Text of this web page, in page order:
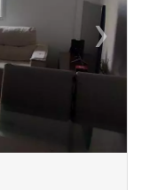
›Next